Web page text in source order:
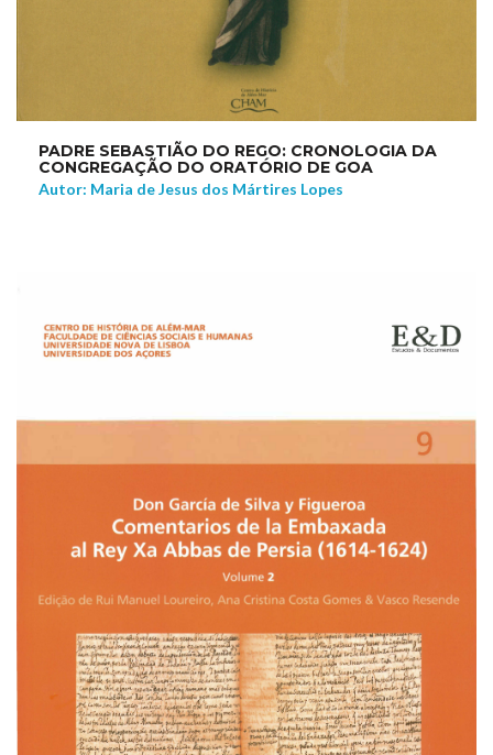
PADRE SEBASTIÃO DO REGO: CRONOLOGIA DA
CONGREGAÇÃO DO ORATÓRIO DE GOA
Autor: Maria de Jesus dos Mártires Lopes